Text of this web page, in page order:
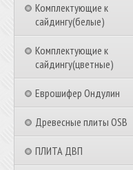
Комплектующие к
сайдингу(белые)
Комплектующие к
сайдингу(цветные)
Еврошифер Ондулин
Древесные плиты OSB
ПЛИТА ДВП